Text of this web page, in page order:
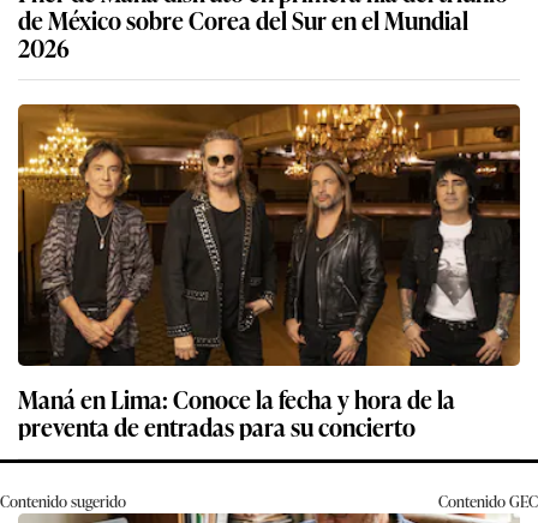
de México sobre Corea del Sur en el Mundial
2026
Maná en Lima: Conoce la fecha y hora de la
preventa de entradas para su concierto
Contenido sugerido ContenidoGEC